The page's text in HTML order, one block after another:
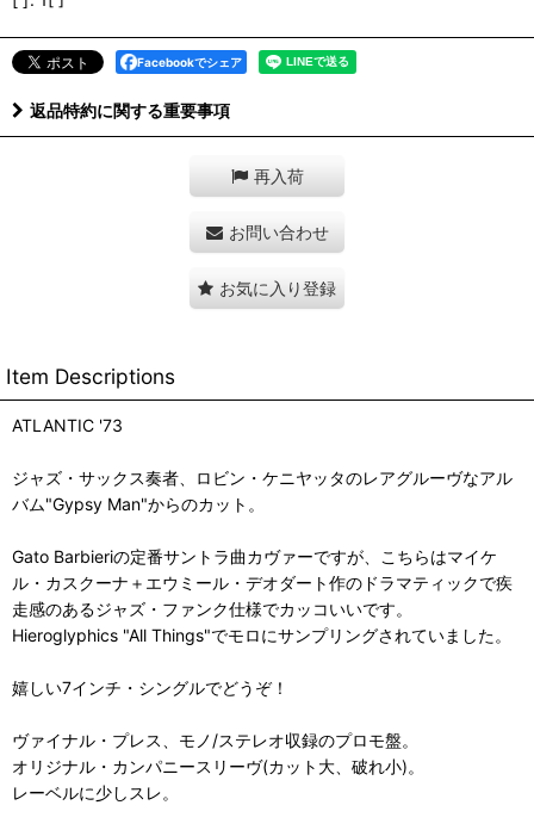
Facebookでシェア
返品特約に関する重要事項
再入荷
お問い合わせ
お気に入り登録
Item Descriptions
ATLANTIC '73
ジャズ・サックス奏者、ロビン・ケニヤッタのレアグルーヴなアル
バム"Gypsy Man"からのカット。
Gato Barbieriの定番サントラ曲カヴァーですが、こちらはマイケ
ル・カスクーナ＋エウミール・デオダート作のドラマティックで疾
走感のあるジャズ・ファンク仕様でカッコいいです。
Hieroglyphics "All Things"でモロにサンプリングされていました。
嬉しい7インチ・シングルでどうぞ！
ヴァイナル・プレス、モノ/ステレオ収録のプロモ盤。
オリジナル・カンパニースリーヴ(カット大、破れ小)。
レーベルに少しスレ。